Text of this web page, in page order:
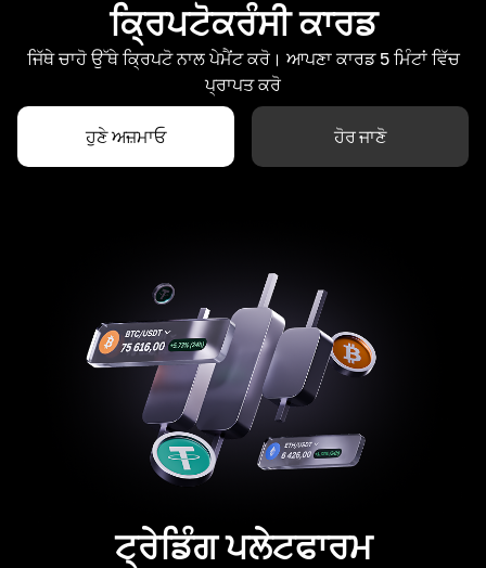
ਕ੍ਰਿਪਟੋਕਰੰਸੀ ਕਾਰਡ
ਜਿੱਥੇ ਚਾਹੋ ਉੱਥੇ ਕ੍ਰਿਪਟੋ ਨਾਲ ਪੇਮੈਂਟ ਕਰੋ। ਆਪਣਾ ਕਾਰਡ 5 ਮਿੰਟਾਂ ਵਿੱਚ
ਪ੍ਰਾਪਤ ਕਰੋ
ਹੁਣੇ ਅਜ਼ਮਾਓ ਹੋਰ ਜਾਣੋ
ਟ੍ਰੇਡਿੰਗ ਪਲੇਟਫਾਰਮ